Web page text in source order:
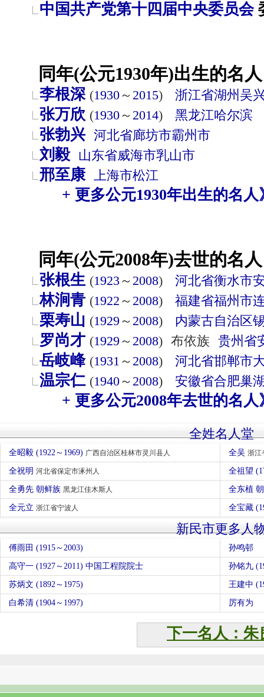
中国共产党第十四届中央委员会
同年(公元1930年)出生的名
李根深 (1930～ 2015) 浙江省湖州 吴
张万欣 (1930～ 2014) 黑龙江哈尔滨
张勃兴 河北省廊坊市霸州市
刘毅 山东省威海市乳山市
邢至康 上海市松江
+ 更多公元1930年出生的名人
同年(公元2008年)去世的名
张根生 (1923 ～ 2008) 河北省衡水市
林涧青 (1922 ～ 2008) 福建省福州市
栗寿山 (1929 ～ 2008) 内蒙古自治区
罗尚才 (1929 ～ 2008) 布依族 贵州省
岳岐峰 (1931 ～ 2008) 河北省邯郸市
温宗仁 (1940～ 2008) 安徽省合肥巢
+ 更多公元2008年去世的名人
全姓名人堂
全昭毅 (1922～1969) 广西自治区桂林市灵川县人 全吴 浙江
全祝明 河北省保定市涿州人 全祖望
全勇先 朝鲜族 黑龙江佳木斯人 全东植
全元立 浙江省宁波人 全宝藏
新民市更多人
傅雨田 (1915～2003) 孙鸣邨
高守一 (1927～2011) 中国工程院院士 孙铭九
苏炳文 (1892～1975) 王建中
白希清 (1904～1997) 厉有为
下一名人：朱